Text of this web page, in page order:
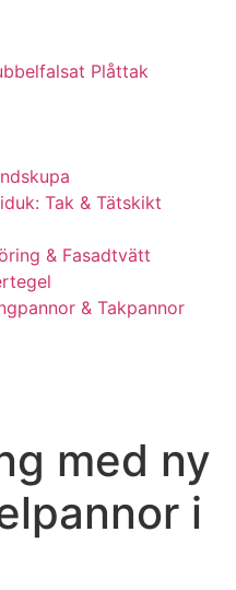
Plåttak
Tak & Tätskikt
& Fasadtvätt
& Takpannor
med ny
i